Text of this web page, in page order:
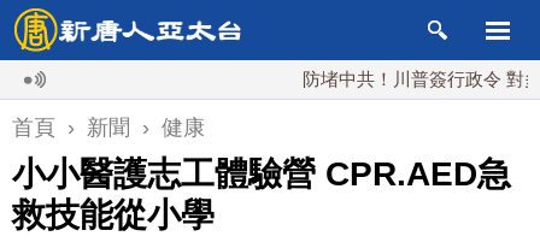
防堵中共！川普簽行政令 對多晶矽
首頁 › 新聞 › 健康
小小醫護志工體驗營 CPR.AED急
救技能從小學